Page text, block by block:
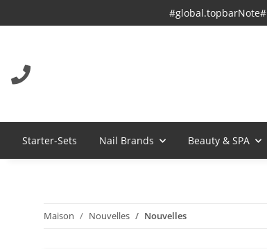
#global.topbarNote#
Starter-Sets Nail Brands Beauty & SPA
Maison Nouvelles Nouvelles